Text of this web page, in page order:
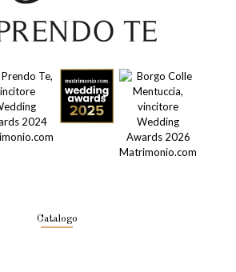
Catalogo